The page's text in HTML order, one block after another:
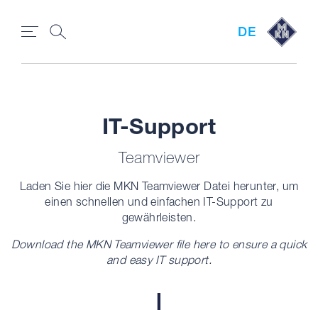
DE
IT-Support
Teamviewer
Laden Sie hier die MKN Teamviewer Datei herunter, um
einen schnellen und einfachen IT-Support zu
gewährleisten.
Download the MKN Teamviewer file here to ensure a quick
and easy IT support.